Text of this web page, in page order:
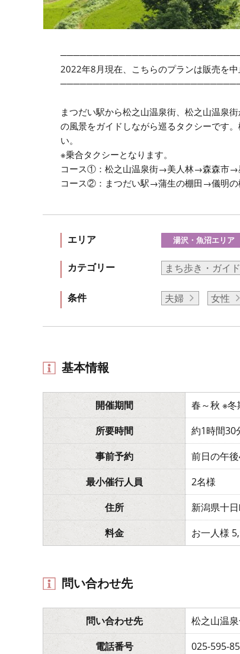
2022年8月現在、こちらのプランは販売を中
まつだい駅から松之山温泉街、松之山温泉
の風景をガイドしながら巡るタクシーです
い。
※乗合タクシーとなります。
コース①：松之山温泉街→美人林→森森市→
コース②：まつだい駅→蒲生の棚田→儀明
エリア 湯沢・魚沼エリア
カテゴリー まち歩き・ガイ
条件 夫婦 女性
基本情報
開催期間
春～秋 ※冬
所要時間
約1時間30
事前予約
前日の午
最小催行人員
2名様
住所
新潟県十
料金
お一人様
問い合わせ先
問い合わせ先
松之山温
電話番号
025-595-